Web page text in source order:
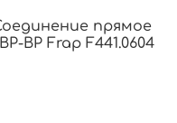
прямое
ВР Frap F441.0604